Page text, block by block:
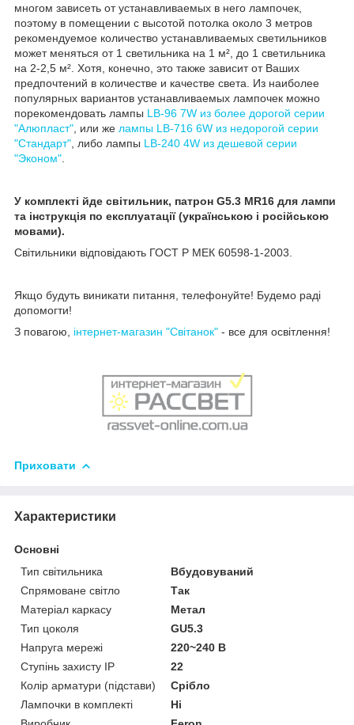
многом зависеть от устанавливаемых в него лампочек,
поэтому в помещении с высотой потолка около 3 метров
рекомендуемое количество устанавливаемых светильников
может меняться от 1 светильника на 1 м², до 1 светильника
на 2-2,5 м² . Хотя, конечно, это также зависит от Ваших
предпочтений в количестве и качестве света. Из наиболее
популярных вариантов устанавливаемых лампочек можно
порекомендовать лампы LB-96 7W из более дорогой серии
"Алюпласт" , или же лампы LB-716 6W из недорогой серии
"Стандарт" , либо лампы LB-240 4W из дешевой серии
"Эконом"
У комплекті йде світильник, патрон G5.3 MR16 для лампи
та інструкція по експлуатації (українською і російською
мовами).
Світильники відповідають ГОСТ Р МЕК 60598-1-2003.
Якщо будуть виникати питання, телефонуйте! Будемо раді
допомогти!
З повагою, інтернет-магазин "Світанок" - все для освітлення!
Приховати
Характеристики
Основні
Тип світильника
Вбудовуваний
Спрямоване світло
Так
Матеріал каркасу
Метал
Тип цоколя
GU5.3
Напруга мережі
220~240 В
Ступінь захисту IP
22
Колір арматури (підстави)
Срібло
Лампочки в комплекті
Ні